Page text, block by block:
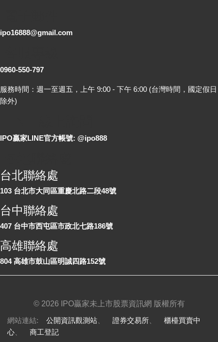
ipo16888@gmail.com
0960-550-797
服務時間：週一至週五，上午 9:00 - 下午 6:00 (台灣時間，國定假日
除外)
IPO贏家LINE官方帳號: @ipo888
台北聯絡處
103 台北市大同區重慶北路二段48號
台中聯絡處
407 台中市西屯區市政北七路186號
高雄聯絡處
804 高雄市鼓山區明誠四路152號
© 2026 IPO贏家未上市股票資訊網 版權所有
網站連結: 公開資訊觀測站 證券交易所
櫃檯買賣中
心
商工登記